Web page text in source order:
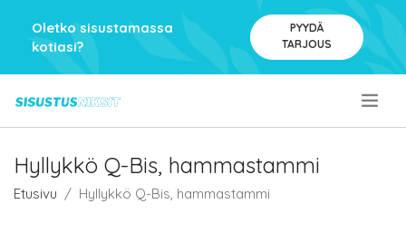
Oletko sisustamassa
kotiasi?
PYYDÄ
TARJOUS
Hyllykkö Q-Bis, hammastammi
Etusivu Hyllykkö Q-Bis, hammastammi